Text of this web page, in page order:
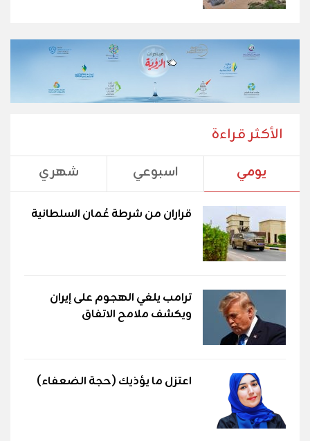
الأكثر قراءة
يومي اسبوعي شهري
قراران من شرطة عُمان السلطانية
ترامب يلغي الهجوم على إيران
ويكشف ملامح الاتفاق
اعتزل ما يؤذيك (حجة الضعفاء)